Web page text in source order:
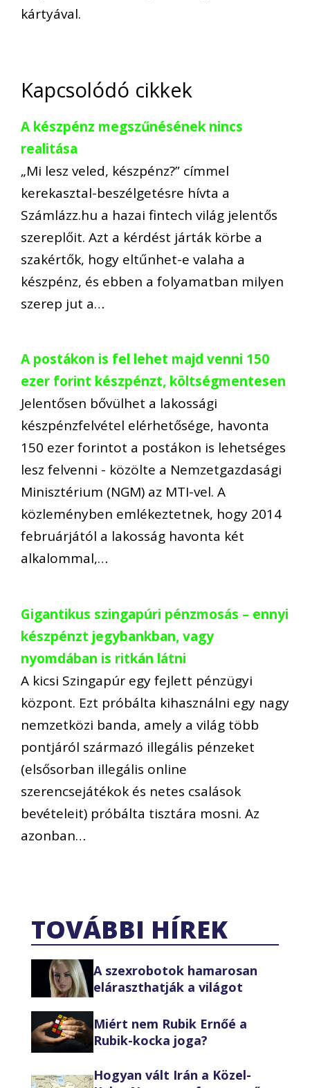
kártyával.
Kapcsolódó cikkek
A készpénz megszűnésének nincs
realitása
„Mi lesz veled, készpénz?” címmel
kerekasztal-beszélgetésre hívta a
Számlázz.hu a hazai fintech világ jelentős
szereplőit. Azt a kérdést járták körbe a
szakértők, hogy eltűnhet-e valaha a
készpénz, és ebben a folyamatban milyen
szerep jut a…
A postákon is fel lehet majd venni 150
ezer forint készpénzt, költségmentesen
Jelentősen bővülhet a lakossági
készpénzfelvétel elérhetősége, havonta
150 ezer forintot a postákon is lehetséges
lesz felvenni - közölte a Nemzetgazdasági
Minisztérium (NGM) az MTI-vel. A
közleményben emlékeztetnek, hogy 2014
februárjától a lakosság havonta két
alkalommal,…
Gigantikus szingapúri pénzmosás – ennyi
készpénzt jegybankban, vagy
nyomdában is ritkán látni
A kicsi Szingapúr egy fejlett pénzügyi
központ. Ezt próbálta kihasználni egy nagy
nemzetközi banda, amely a világ több
pontjáról származó illegális pénzeket
(elsősorban illegális online
szerencsejátékok és netes csalások
bevételeit) próbálta tisztára mosni. Az
azonban…
TOVÁBBI HÍREK
A szexrobotok hamarosan
eláraszthatják a világot
Miért nem Rubik Ernőé a
Rubik-kocka joga?
Hogyan vált Irán a Közel-